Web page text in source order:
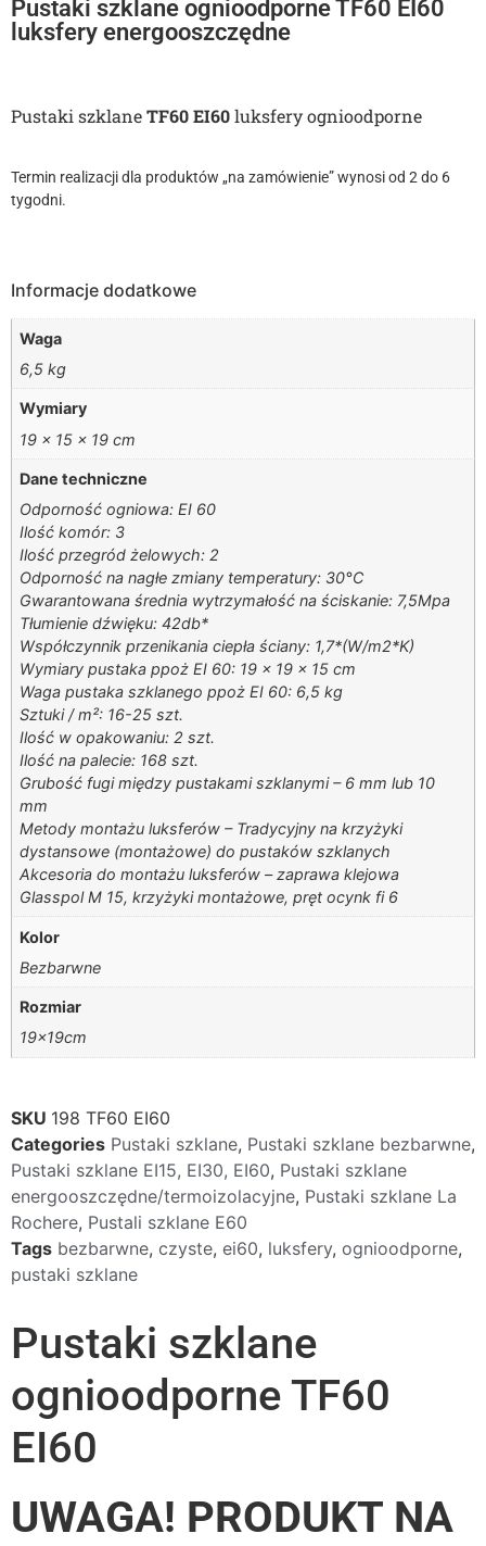
Pustaki szklane ognioodporne TF60 EI60
luksfery energooszczędne
Pustaki szklaneTF60 EI60luksfery ognioodporne
Termin realizacji dla produktów „na zamówienie” wynosi od 2 do 6
tygodni.
Informacje dodatkowe
Waga
6,5 kg
Wymiary
19 × 15 × 19 cm
Dane techniczne
Odporność ogniowa: EI 60
Ilość komór: 3
Ilość przegród żelowych: 2
Odporność na nagłe zmiany temperatury: 30°C
Gwarantowana średnia wytrzymałość na ściskanie: 7,5Mpa
Tłumienie dźwięku: 42db*
Współczynnik przenikania ciepła ściany: 1,7*(W/m2*K)
Wymiary pustaka ppoż EI 60: 19 x 19 x 15 cm
Waga pustaka szklanego ppoż EI 60: 6,5 kg
Sztuki / m²: 16-25 szt.
Ilość w opakowaniu: 2 szt.
Ilość na palecie: 168 szt.
Grubość fugi między pustakami szklanymi – 6 mm lub 10
mm
Metody montażu luksferów – Tradycyjny na krzyżyki
dystansowe (montażowe) do pustaków szklanych
Akcesoria do montażu luksferów – zaprawa klejowa
Glasspol M 15, krzyżyki montażowe, pręt ocynk fi 6
Kolor
Bezbarwne
Rozmiar
19x19cm
SKU 198 TF60 EI60
Categories Pustaki szklane, Pustaki szklane bezbarwne,
Pustaki szklane EI15, EI30, EI60, Pustaki szklane
energooszczędne/termoizolacyjne, Pustaki szklane La
Rochere, Pustali szklane E60
Tags bezbarwne, czyste, ei60, luksfery, ognioodporne,
pustaki szklane
Pustaki szklane
ognioodporne TF60
EI60
UWAGA! PRODUKT NA